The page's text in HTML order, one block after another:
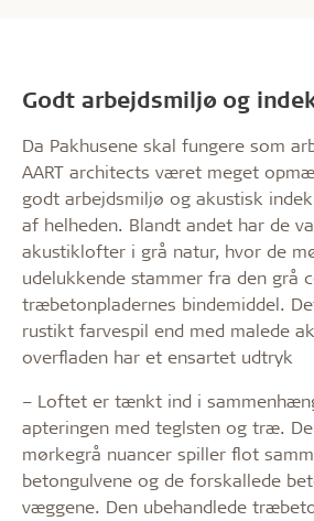
Godt arbejdsmiljø og
Da Pakhusene skal fungere som
AART architects været meget
godt arbejdsmiljø og akustisk
af helheden. Blandt andet har de
akustiklofter i grå natur, hvor de
udelukkende stammer fra den grå
træbetonpladernes bindemiddel.
rustikt farvespil end med malede
overfladen har et ensartet udtryk
– Loftet er tænkt ind i
apteringen med teglsten og træ.
mørkegrå nuancer spiller flot
betongulvene og de forskallede
væggene. Den ubehandlede